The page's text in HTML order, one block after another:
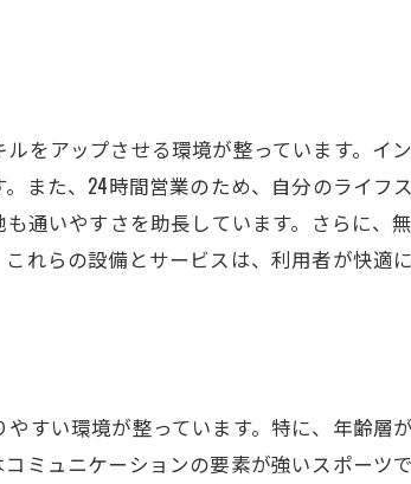
な道具は全て揃う
に通える工夫
で練習に集中
びのアドバイス
流れとその効果
ティング体験
をアップさせる環境が整っています。イ
また、24時間営業のため、自分のライフ
通いやすさを助長しています。さらに、
れらの設備とサービスは、利用者が快適
すい環境が整っています。特に、年齢層
ミュニケーションの要素が強いスポーツ